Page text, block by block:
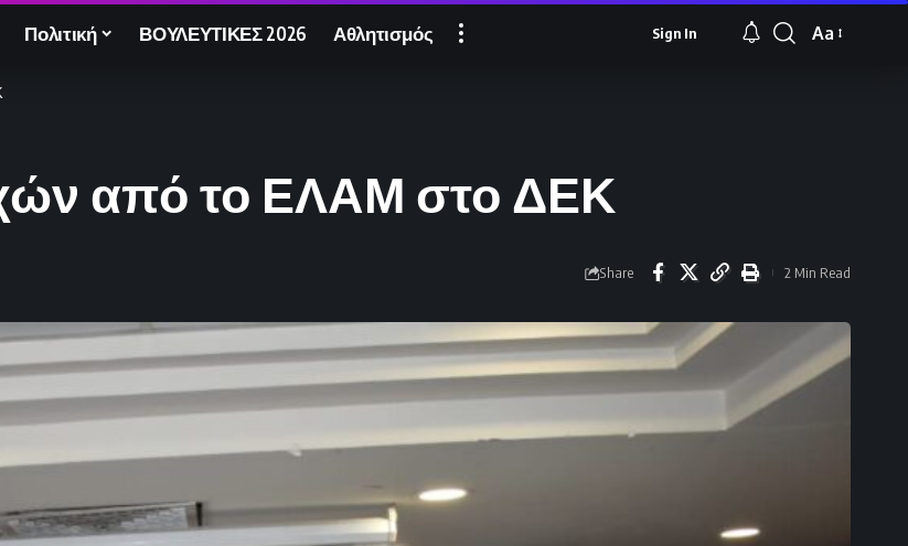
Πολιτική ΒΟΥΛΕΥΤΙΚΕΣ 2026 Αθλητισμός Sign In
Font
Aa
από το ΕΛΑΜ στο ΔΕΚ
Share 2 Min Read